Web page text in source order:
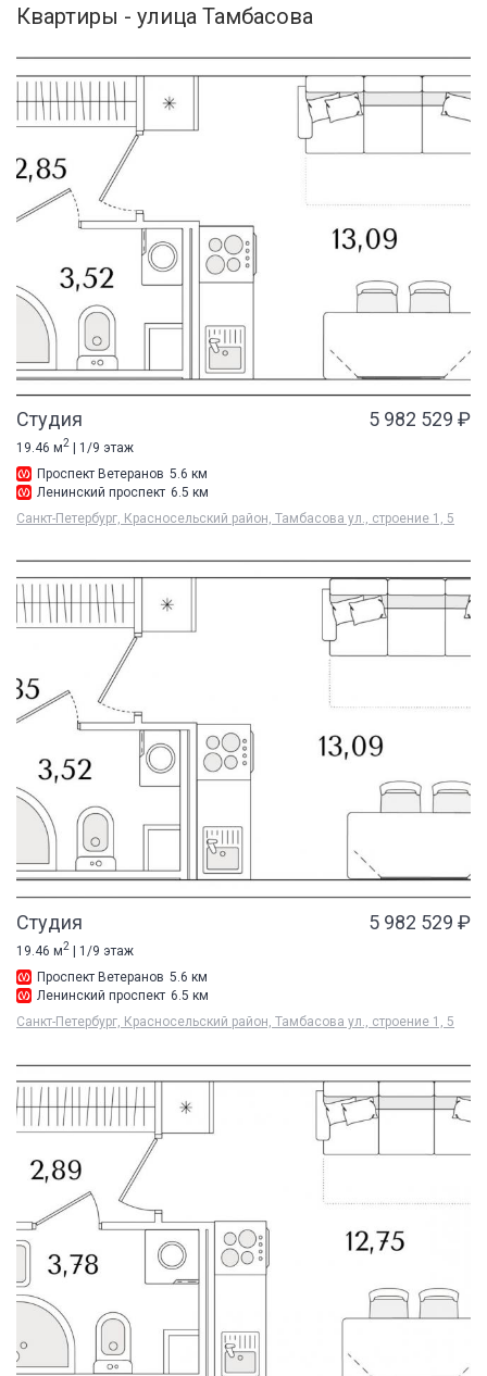
Квартиры - улица Тамбасова
Студия 5 982 529 ₽
19.46 м2
| 1/9 этаж
Проспект Ветеранов 5.6 км
Ленинский проспект 6.5 км
Санкт-Петербург, Красносельский район, Тамбасова ул., строение 1, 5
Студия 5 982 529 ₽
19.46 м2 | 1/9 этаж
Проспект Ветеранов 5.6 км
Ленинский проспект 6.5 км
Санкт-Петербург, Красносельский район, Тамбасова ул., строение 1, 5